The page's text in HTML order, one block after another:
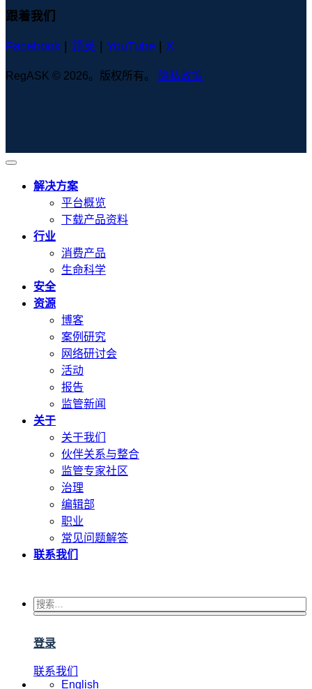
跟着我们
Facebook | 领英 | YouTube | X
RegASK © 2026。版权所有。 隐私政策
解决方案
平台概览
下载产品资料
行业
消费产品
生命科学
安全
资源
博客
案例研究
网络研讨会
活动
报告
监管新闻
关于
关于我们
伙伴关系与整合
监管专家社区
治理
编辑部
职业
常见问题解答
联系我们
登录
联系我们
English